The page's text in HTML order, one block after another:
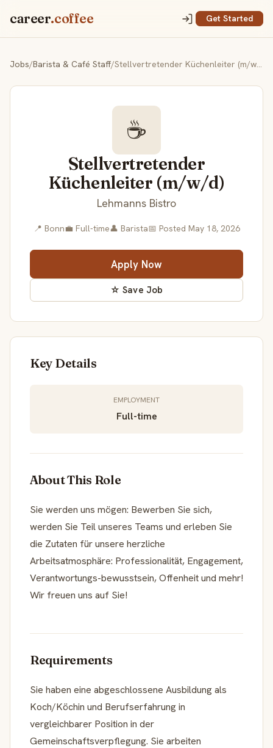
career.coffee Get Started
Jobs/Barista & Café Staff/ Stellvertretender Küchenleiter (m/w/d)
☕
Stellvertretender
Küchenleiter (m/w/d)
Lehmanns Bistro
📍 Bonn💼 Full-time👤 Barista📅 Posted May 18, 2026
Apply Now
☆ Save Job
Key Details
EMPLOYMENT
Full-time
About This Role
Sie werden uns mögen: Bewerben Sie sich,
werden Sie Teil unseres Teams und erleben Sie
die Zutaten für unsere herzliche
Arbeitsatmosphäre: Professionalität, Engagement,
Verantwortungs-bewusstsein, Offenheit und mehr!
Wir freuen uns auf Sie!
Requirements
Sie haben eine abgeschlossene Ausbildung als
Koch/Köchin und Berufserfahrung in
vergleichbarer Position in der
Gemeinschaftsverpflegung. Sie arbeiten